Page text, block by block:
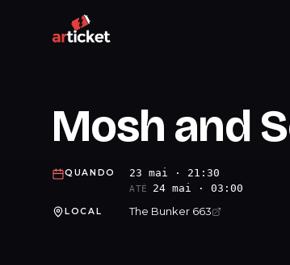
Mosh and
QUANDO 23 mai · 21:30
ATÉ 24 mai · 03:00
LOCAL The Bunker 663